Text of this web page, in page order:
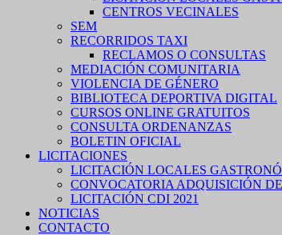
CENTROS VECINALES
SEM
RECORRIDOS TAXI
RECLAMOS O CONSULTAS
MEDIACIÓN COMUNITARIA
VIOLENCIA DE GÉNERO
BIBLIOTECA DEPORTIVA DIGITAL
CURSOS ONLINE GRATUITOS
CONSULTA ORDENANZAS
BOLETIN OFICIAL
LICITACIONES
LICITACIÓN LOCALES
CONVOCATORIA ADQUISICIÓN
LICITACIÓN CDI 2021
NOTICIAS
CONTACTO